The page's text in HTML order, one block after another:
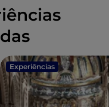
Experiências